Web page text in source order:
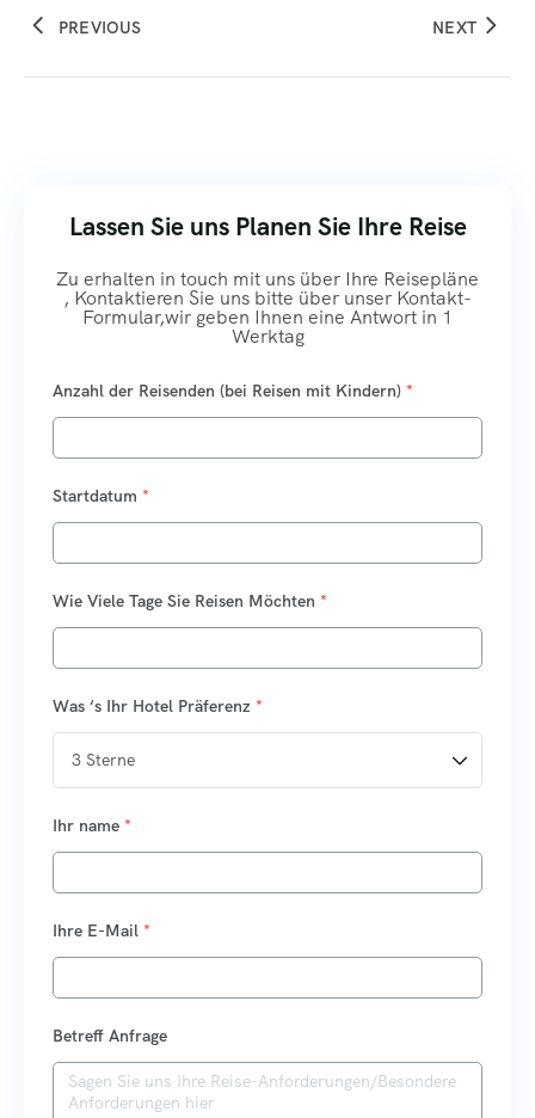
PREVIOUS NEXT
Lassen Sie uns Planen Sie Ihre Reise
Zu erhalten in touch mit uns über Ihre Reisepläne
, Kontaktieren Sie uns bitte über unser Kontakt-
Formular,wir geben Ihnen eine Antwort in 1
Werktag
Anzahl der Reisenden (bei Reisen mit Kindern) *
Startdatum *
Wie Viele Tage Sie Reisen Möchten *
Was ‘s Ihr Hotel Präferenz *
Ihr name *
Ihre E-Mail *
Betreff Anfrage